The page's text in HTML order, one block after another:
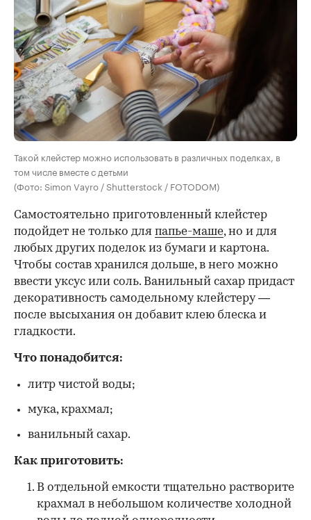
Такой клейстер можно использовать в различных поделках, в
том числе вместе с детьми
(Фото: Simon Vayro / Shutterstock / FOTODOM)
Самостоятельно приготовленный клейстер
подойдет не только для папье-маше, но и для
любых других поделок из бумаги и картона.
Чтобы состав хранился дольше, в него можно
ввести уксус или соль. Ванильный сахар придаст
декоративность самодельному клейстеру —
после высыхания он добавит клею блеска и
гладкости.
Что понадобится:
литр чистой воды;
мука, крахмал;
ванильный сахар.
Как приготовить:
В отдельной емкости тщательно растворите
крахмал в небольшом количестве холодной